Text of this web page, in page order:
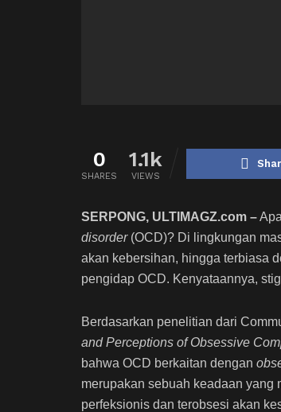
0
SHARES
1.1k
VIEWS
SERPONG, ULTIMAGZ.com –
disorder (OCD)? Di lingkungan
akan kebersihan, hingga terbiasa
pengidap OCD. Kenyataannya,
Berdasarkan penelitian dari
and Perceptions of Obsessive
bahwa OCD berkaitan dengan
merupakan sebuah keadaan
perfeksionis dan terobsesi akan